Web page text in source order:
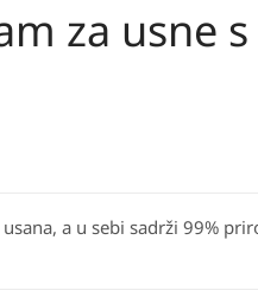
za usne s
a u sebi sadrži 99%